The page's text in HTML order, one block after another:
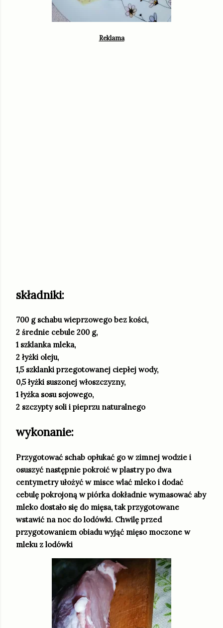
składniki:
700 g schabu wieprzowego bez kości,
2 średnie cebule 200 g,
1 szklanka mleka,
2 łyżki oleju,
1,5 szklanki przegotowanej ciepłej wody,
0,5 łyżki suszonej włoszczyzny,
1 łyżka sosu sojowego,
2 szczypty soli i pieprzu naturalnego
wykonanie:
Przygotować schab opłukać go w zimnej wodzie i
osuszyć następnie pokroić w plastry po dwa
centymetry ułożyć w misce wlać mleko i dodać
cebulę pokrojoną w piórka dokładnie wymasować aby
mleko dostało się do mięsa, tak przygotowane
wstawić na noc do lodówki. Chwilę przed
przygotowaniem obiadu wyjąć mięso moczone w
mleku z lodówki